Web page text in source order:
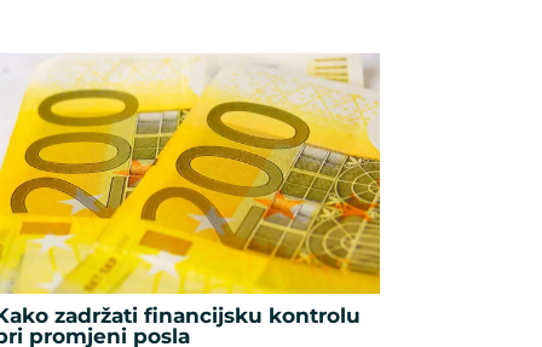
zadržati financijsku kontrolu
promjeni posla